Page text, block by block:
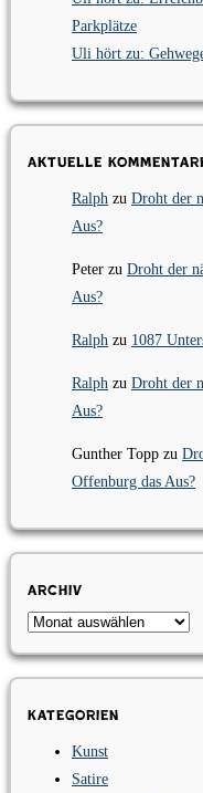
Parkplätze
Uli hört zu:
Aktuelle
Ralph zu Droht der
Aus?
Peter zu Droht der
Aus?
Ralph zu 1087
Ralph zu Droht der
Aus?
Gunther Topp zu
Offenburg das Aus?
Archiv
Kategorien
Kunst
Satire